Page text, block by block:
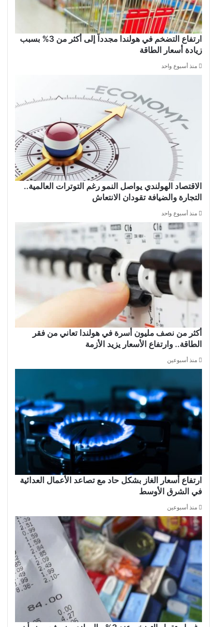
ارتفاع التضخم في هولندا مجدداً إلى أكثر من 3% بسبب
زيادة أسعار الطاقة
منذ أسبوع واحد
الاقتصاد الهولندي يواصل النمو رغم التوترات العالمية..
التجارة والضيافة تقودان الانتعاش
منذ أسبوع واحد
أكثر من نصف مليون أسرة في هولندا تعاني من فقر
الطاقة.. وارتفاع الأسعار يزيد الأزمة
منذ أسبوعين
ارتفاع أسعار الغاز بشكل حاد مع تصاعد الأعمال العدائية
في الشرق الأوسط
منذ أسبوعين